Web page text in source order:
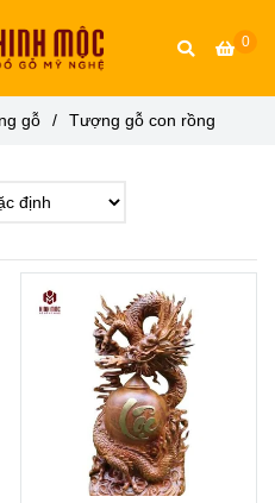
0
gỗ / Tượng gỗ con rồng